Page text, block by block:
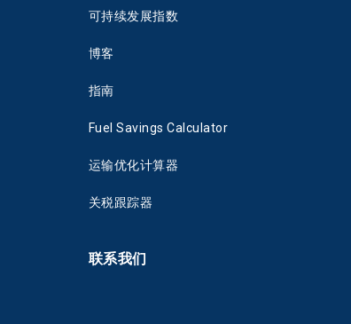
可持续发展指数
博客
指南
Fuel Savings Calculator
运输优化计算器
关税跟踪器
联系我们